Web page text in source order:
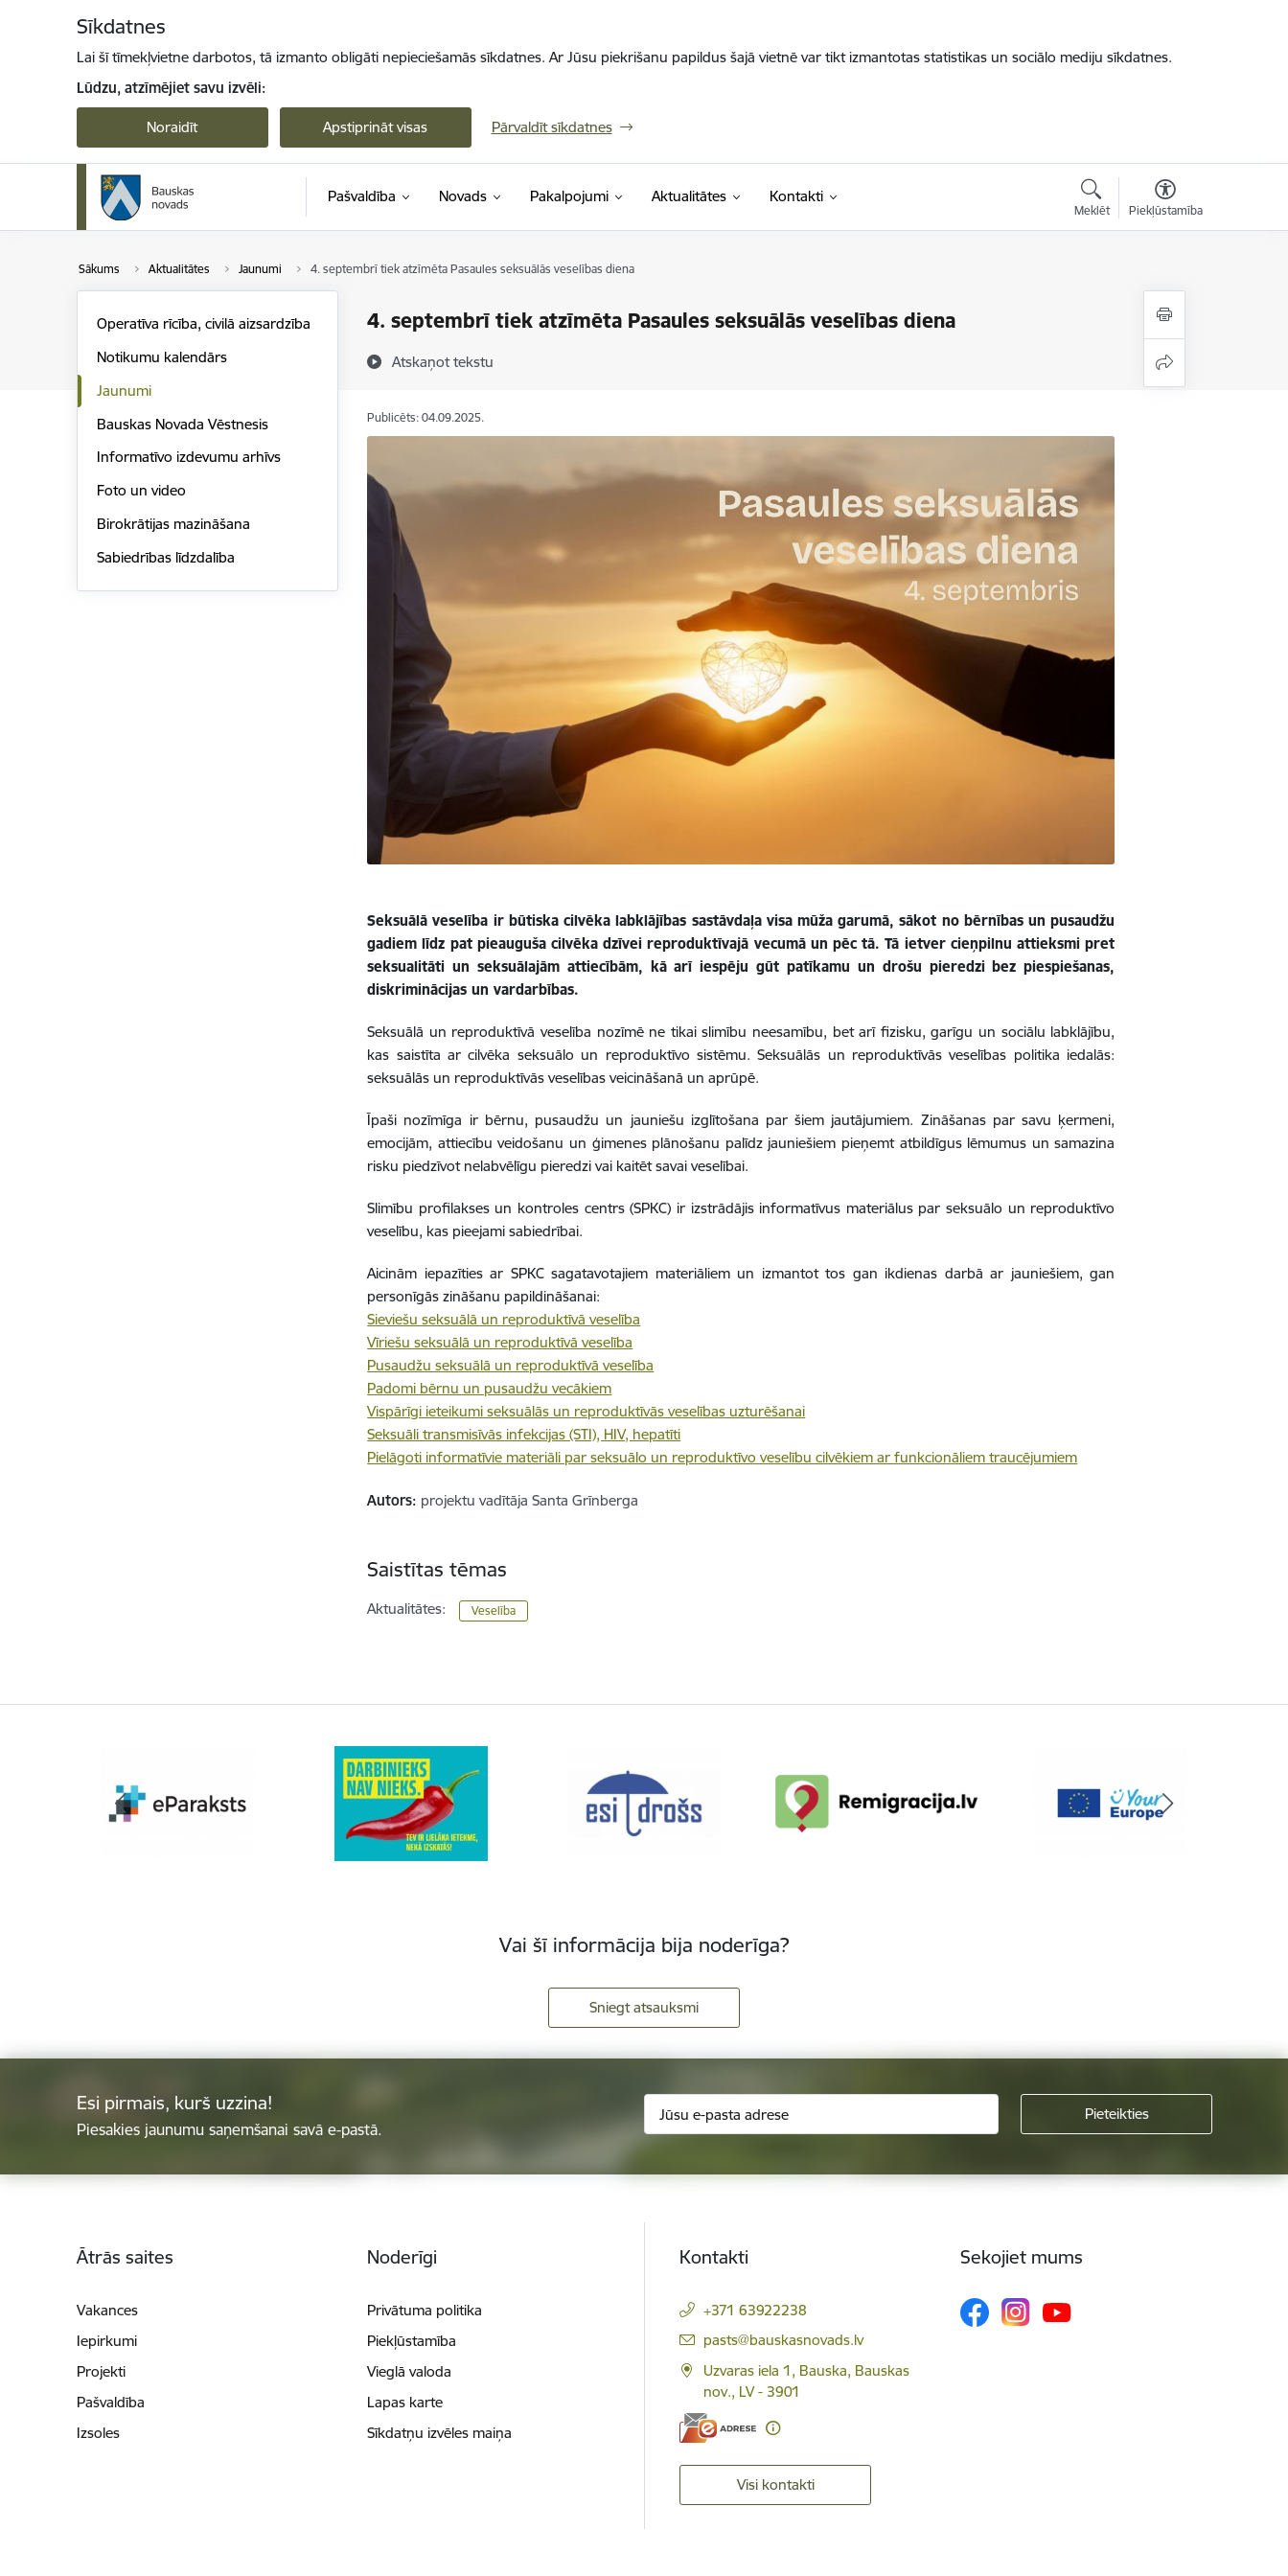
Sīkdatnes
Lai šī tīmekļvietne darbotos, tā izmanto obligāti nepieciešamās sīkdatnes. Ar Jūsu piekrišanu papildus šajā vietnē var tikt izmantotas statistikas un sociālo mediju sīkdatnes.
Lūdzu, atzīmējiet savu izvēli:
Noraidīt Apstiprināt visas Pārvaldīt sīkdatnes
Pašvaldība Novads Pakalpojumi Aktualitātes Kontakti
Meklēt Piekļūstamība
Sākums Aktualitātes Jaunumi 4. septembrī tiek atzīmēta Pasaules seksuālās veselības diena
4. septembrī tiek atzīmēta Pasaules seksuālās veselības diena
Atskaņot tekstu
Operatīva rīcība, civilā aizsardzība
Notikumu kalendārs
Jaunumi
Bauskas Novada Vēstnesis
Informatīvo izdevumu arhīvs
Foto un video
Birokrātijas mazināšana
Sabiedrības līdzdalība
Publicēts: 04.09.2025.
Seksuālā veselība ir būtiska cilvēka labklājības sastāvdaļa visa mūža garumā, sākot no bērnības un pusaudžu
gadiem līdz pat pieauguša cilvēka dzīvei reproduktīvajā vecumā un pēc tā. Tā ietver cieņpilnu attieksmi pret
seksualitāti un seksuālajām attiecībām, kā arī iespēju gūt patīkamu un drošu pieredzi bez piespiešanas,
diskriminācijas un vardarbības.
Seksuālā un reproduktīvā veselība nozīmē ne tikai slimību neesamību, bet arī fizisku, garīgu un sociālu labklājību,
kas saistīta ar cilvēka seksuālo un reproduktīvo sistēmu.Seksuālās un reproduktīvās veselības politika iedalās:
seksuālās un reproduktīvās veselības veicināšanā un aprūpē.
Īpaši nozīmīga ir bērnu, pusaudžu un jauniešu izglītošana par šiem jautājumiem. Zināšanas par savu ķermeni,
emocijām, attiecību veidošanu un ģimenes plānošanu palīdz jauniešiem pieņemt atbildīgus lēmumus un samazina
risku piedzīvot nelabvēlīgu pieredzi vai kaitēt savai veselībai.
Slimību profilakses un kontroles centrs (SPKC) ir izstrādājis informatīvus materiālus par seksuālo un reproduktīvo
veselību, kas pieejami sabiedrībai.
Aicinām iepazīties ar SPKC sagatavotajiem materiāliem un izmantot tos gan ikdienas darbā ar jauniešiem, gan
personīgās zināšanu papildināšanai:
Sieviešu seksuālā un reproduktīvā veselība
Vīriešu seksuālā un reproduktīvā veselība
Pusaudžu seksuālā un reproduktīvā veselība
Padomi bērnu un pusaudžu vecākiem
Vispārīgi ieteikumi seksuālās un reproduktīvās veselības uzturēšanai
Seksuāli transmisīvās infekcijas (STI), HIV, hepatīti
Pielāgoti informatīvie materiāli par seksuālo un reproduktīvo veselību cilvēkiem ar funkcionāliem traucējumiem
Autors: projektu vadītāja Santa Grīnberga
Saistītas tēmas
Aktualitātes: Veselība
Vai šī informācija bija noderīga?
Sniegt atsauksmi
Esi pirmais, kurš uzzina!
Piesakies jaunumu saņemšanai savā e-pastā.
Ātrās saites
Vakances
Iepirkumi
Projekti
Pašvaldība
Izsoles
Noderīgi
Privātuma politika
Piekļūstamība
Vieglā valoda
Lapas karte
Sīkdatņu izvēles maiņa
Kontakti
+371 63922238
E-pasts:
pasts@bauskasnovads.lv
Uzvaras iela 1, Bauska, Bauskas
nov., LV - 3901
Visi kontakti
Sekojiet mums